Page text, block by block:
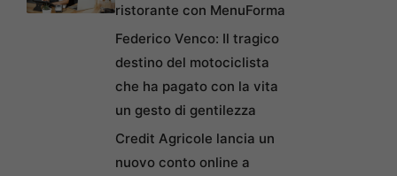
ristorante con MenuForma
Federico Venco: Il tragico
destino del motociclista
che ha pagato con la vita
un gesto di gentilezza
Credit Agricole lancia un
nuovo conto online a